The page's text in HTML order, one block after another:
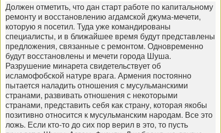
Должен отметить, что дан старт работе по капитальному
ремонту и восстановлению агдамской джума-мечети,
которую я посетил. Туда уже командированы
специалисты, и в ближайшее время будут представлены
предложения, связанные с ремонтом. Одновременно
будут восстановлены и мечети города Шуша.
Разрушение минарета свидетельствует об
исламофобской натуре врага. Армения постоянно
пытается наладить отношения с мусульманскими
странами, развивать отношения с некоторыми
странами, представить себя как страну, которая якобы
позитивно относится к мусульманским народам. Все это
ложь. Если кто-то до сих пор верил в это, то пусть